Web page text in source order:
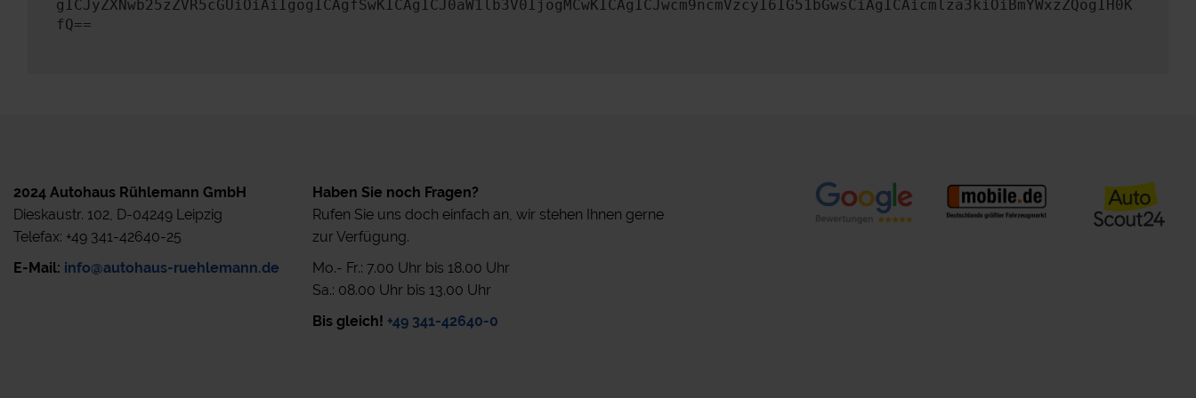
gICJyZXNwb25zZVR5cGUiOiAiIgogICAgfSwKICAgICJ0aW1lb3V0IjogMCwKICAgICJwcm9ncmVzcyI6IG51bGwsCiAgICAicmlza3kiOiBmYWxzZQogIH0K
fQ==
2024 Autohaus Rühlemann GmbH
Dieskaustr. 102, D-04249 Leipzig
Telefax: +49 341-42640-25
E-Mail: info@autohaus-ruehlemann.de
Haben Sie noch Fragen?
Rufen Sie uns doch einfach an, wir stehen Ihnen gerne
zur Verfügung.
Mo.- Fr.: 7.00 Uhr bis 18.00 Uhr
Sa.: 08.00 Uhr bis 13.00 Uhr
Bis gleich! +49 341-42640-0